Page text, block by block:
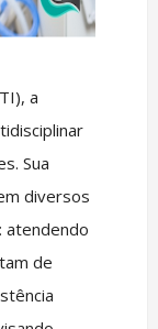
a
Sua
diversos
atendendo
de